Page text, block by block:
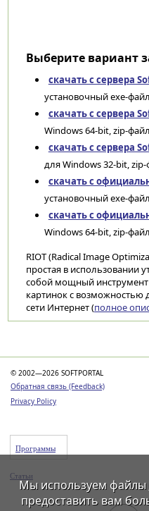
Выберите вариант
скачать с сервера
установочный exe-
скачать с сервера
Windows 64-bit, zip-
скачать с сервера
для Windows 32-bit,
скачать с
установочный exe-
скачать с
Windows 64-bit, zip-
RIOT (Radical Image
простая в использовании
собой мощный
картинок с
сети Интернет (полное
© 2002—2026 SOFTPORTAL
Обратная связь (Feedback)
Privacy Policy
Программы
Статьи
Мы используем файлы
предоставить вам